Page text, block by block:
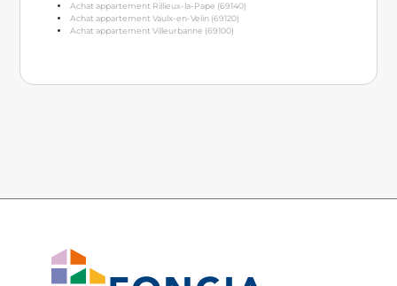
Achat appartement Rillieux-la-Pape (69140)
Achat appartement Vaulx-en-Velin (69120)
Achat appartement Villeurbanne (69100)